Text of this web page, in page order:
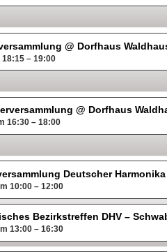
@ Dorfhaus
18:15 – 19:00
@ Dorfhaus
16:30 – 18:00
Deutscher
10:00 – 12:00
Bezirkstreffen DHV –
13:00 – 16:30